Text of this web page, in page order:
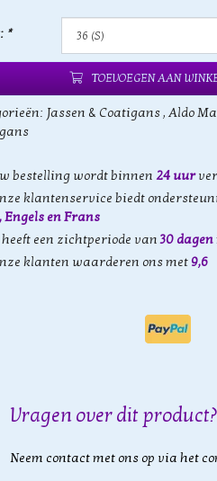
*
TOEVOEGEN AAN
Jassen & Coatigans, Aldo
bestelling wordt binnen 24 uur
klantenservice biedt
Engels en Frans
heeft een zichtperiode van30 dagen
klanten waarderen ons met 9,6
Vragen over dit product?
Neem contact met ons op via het